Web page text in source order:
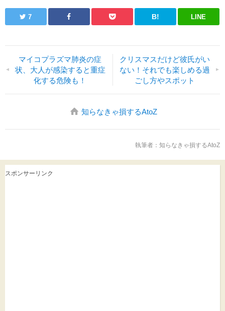
7 B! LINE
▼
マイコプラズマ肺炎の症
状、大人が感染すると重症
化する危険も！
▲
クリスマスだけど彼氏がい
ない！それでも楽しめる過
ごし方やスポット
知らなきゃ損するAtoZ
執筆者： 知らなきゃ損するAtoZ
スポンサーリンク